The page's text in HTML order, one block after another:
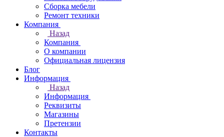
Сборка мебели
Ремонт техники
Компания
Назад
Компания
О компании
Официальная лицензия
Блог
Информация
Назад
Информация
Реквизиты
Магазины
Претензии
Контакты